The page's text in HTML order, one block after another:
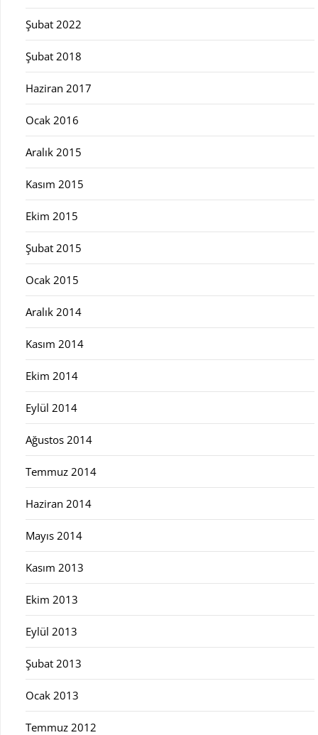
Şubat 2022
Şubat 2018
Haziran 2017
Ocak 2016
Aralık 2015
Kasım 2015
Ekim 2015
Şubat 2015
Ocak 2015
Aralık 2014
Kasım 2014
Ekim 2014
Eylül 2014
Ağustos 2014
Temmuz 2014
Haziran 2014
Mayıs 2014
Kasım 2013
Ekim 2013
Eylül 2013
Şubat 2013
Ocak 2013
Temmuz 2012